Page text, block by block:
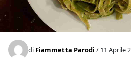
di Fiammetta Parodi / 11 Aprile